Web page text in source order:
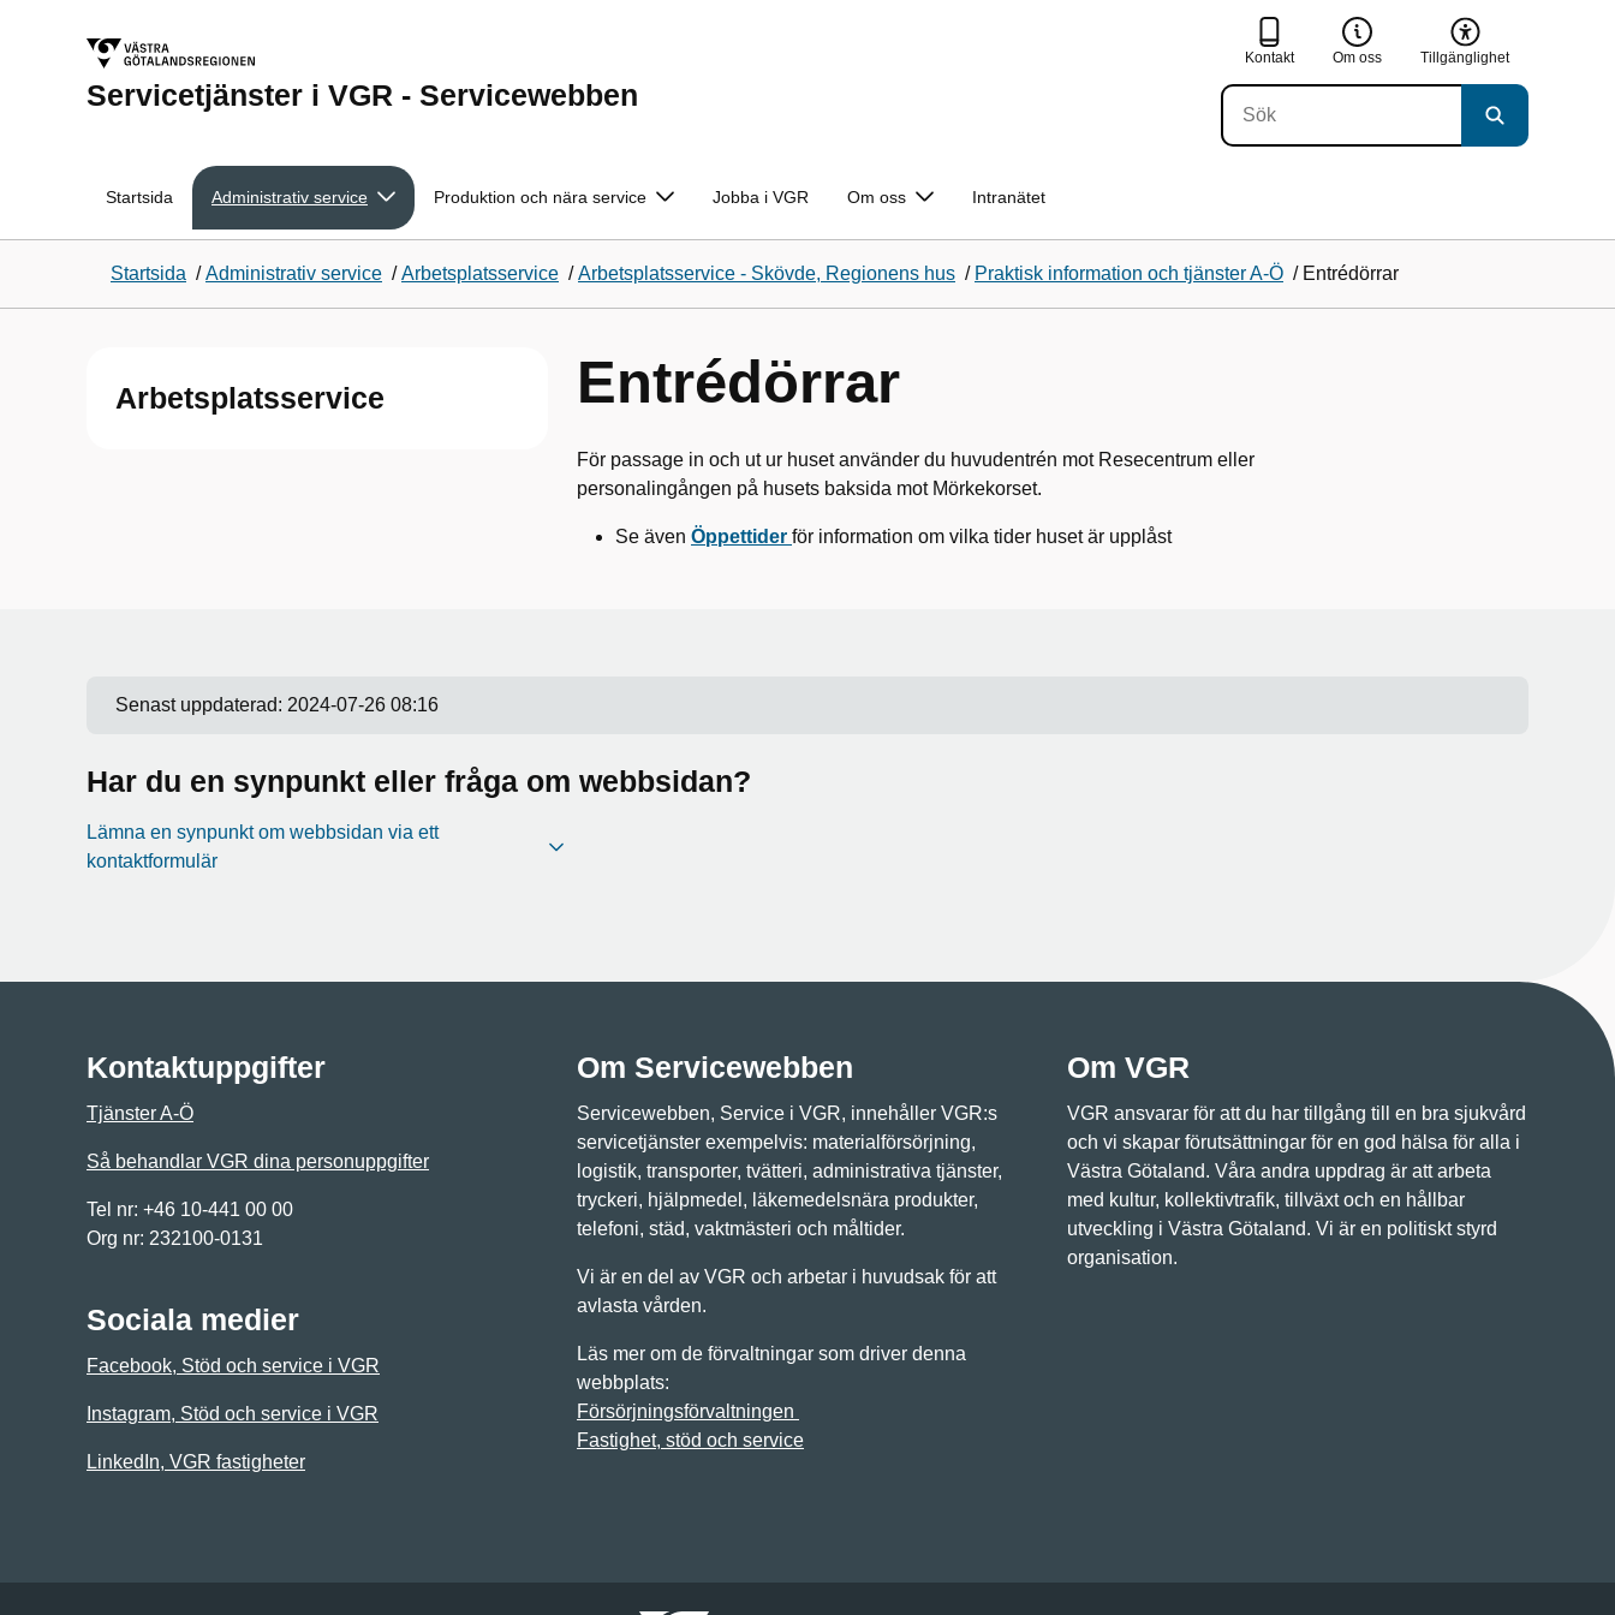
Servicetjänster i VGR - Servicewebben
Kontakt Om oss Tillgänglighet
Startsida Administrativ service Produktion och nära service Jobba i VGR Om oss Intranätet
Startsida /Administrativ service /Arbetsplatsservice /Arbetsplatsservice - Skövde, Regionens hus / Praktisk information och tjänster A-Ö / Entrédörrar
Arbetsplatsservice Entrédörrar
För passage in och ut ur huset använder du huvudentrén mot Resecentrum eller
personalingången på husets baksida mot Mörkekorset.
Se även Öppettider för information om vilka tider huset är upplåst
Senast uppdaterad: 2024-07-26 08:16
Har du en synpunkt eller fråga om webbsidan?
Lämna en synpunkt om webbsidan via ett
kontaktformulär
Kontaktuppgifter
Tjänster A-Ö
Så behandlar VGR dina personuppgifter
Tel nr: +46 10-441 00 00
Org nr: 232100-0131
Sociala medier
Facebook, Stöd och service i VGR
Instagram, Stöd och service i VGR
LinkedIn, VGR fastigheter
Om Servicewebben
Servicewebben, Service i VGR, innehåller VGR:s
servicetjänster exempelvis: materialförsörjning,
logistik, transporter, tvätteri, administrativa tjänster,
tryckeri, hjälpmedel, läkemedelsnära produkter,
telefoni, städ, vaktmästeri och måltider.
Vi är en del av VGR och arbetar i huvudsak för att
avlasta vården.
Läs mer om de förvaltningar som driver denna
webbplats:
Försörjningsförvaltningen
Fastighet, stöd och service
Om VGR
VGR ansvarar för att du har tillgång till en bra sjukvård
och vi skapar förutsättningar för en god hälsa för alla i
Västra Götaland. Våra andra uppdrag är att arbeta
med kultur, kollektivtrafik, tillväxt och en hållbar
utveckling i Västra Götaland. Vi är en politiskt styrd
organisation.